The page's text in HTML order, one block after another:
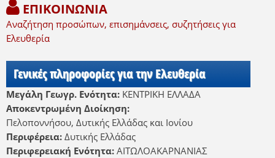
ΕΠΙΚΟΙΝΩΝΙΑ
Αναζήτηση προσώπων, επισημάνσεις, συζητήσεις για
Ελευθερία
Γενικές πληροφορίες για την Ελευθερία
Μεγάλη Γεωγρ. Ενότητα: ΚΕΝΤΡΙΚΗ ΕΛΛΑΔΑ
Αποκεντρωμένη Διοίκηση:
Πελοποννήσου, Δυτικής Ελλάδας και Ιονίου
Περιφέρεια: Δυτικής Ελλάδας
Περιφερειακή Ενότητα: ΑΙΤΩΛΟΑΚΑΡΝΑΝΙΑΣ